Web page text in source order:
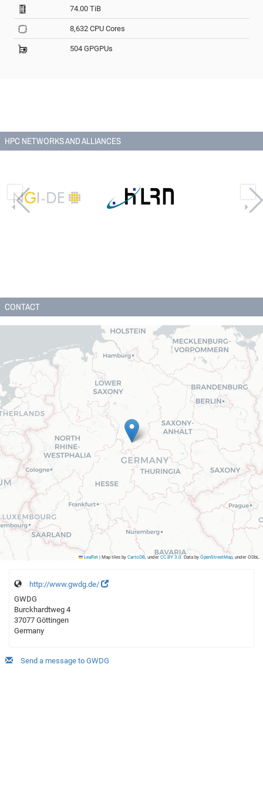
74.00 TiB
8,632 CPU Cores
504 GPGPUs
HPC NETWORKS AND ALLIANCES
CONTACT
Leaflet Map tiles by CartoDB, under CC BY 3.0. Data by OpenStreetMap, under ODbL.
http://www.gwdg.de/
GWDG
Burckhardtweg 4
37077 Göttingen
Germany
Send a message to GWDG